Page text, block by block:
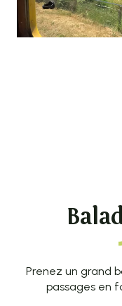
Prenez un grand
passages en